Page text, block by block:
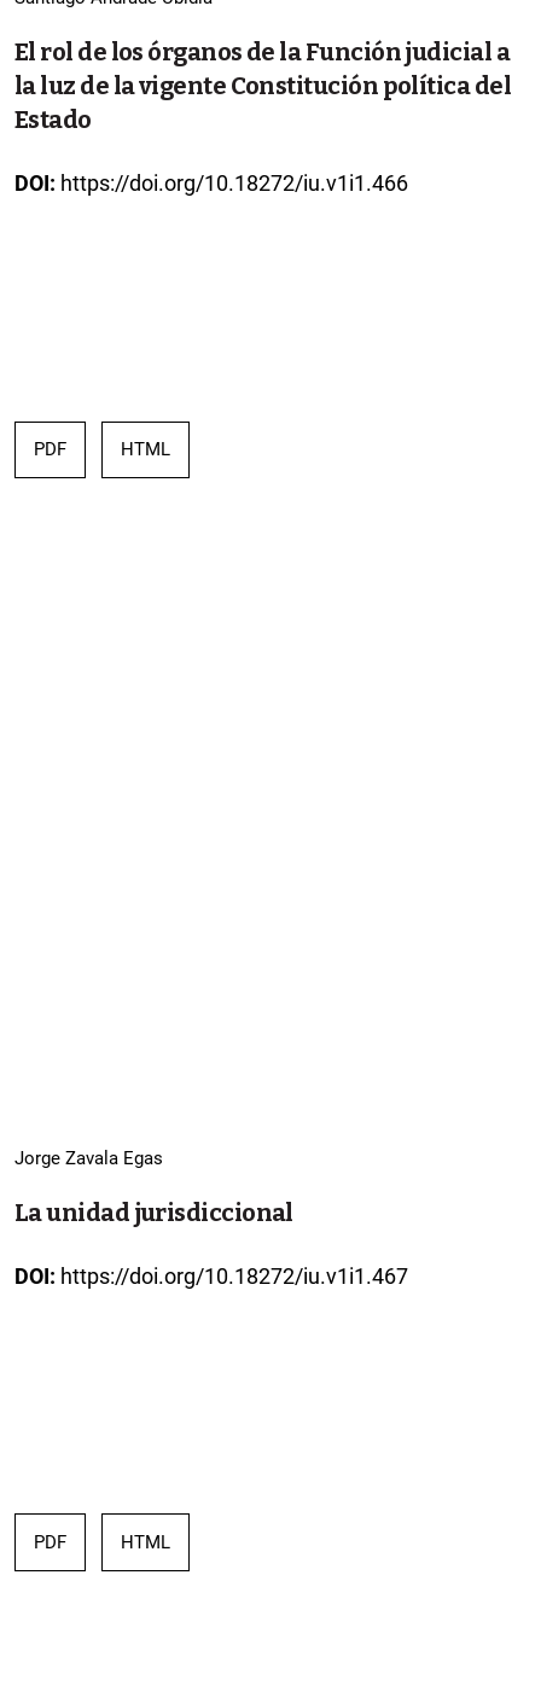
El rol de los órganos de la Función judicial a
la luz de la vigente Constitución política del
Estado
DOI: https://doi.org/10.18272/iu.v1i1.466
PDF HTML
Jorge Zavala Egas
La unidad jurisdiccional
DOI: https://doi.org/10.18272/iu.v1i1.467
PDF HTML